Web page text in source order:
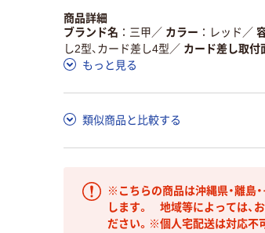
商品詳細
ブランド名
三甲 ／ カラー レッド ／
し2型、カード差し4型 ／ カード差し取付
もっと見る
類似商品と比較する
※こちらの商品は沖縄県・離島
します。 地域等によっては、
ださい。※個人宅配送は対応不